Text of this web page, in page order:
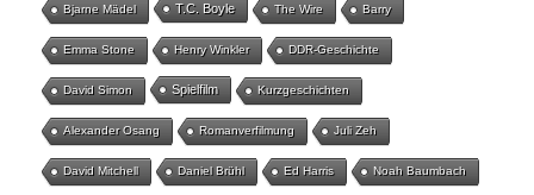
Bjarne Mädel T.C. Boyle The Wire Barry
Emma Stone Henry Winkler DDR-Geschichte
David Simon Spielfilm Kurzgeschichten
Alexander Osang Romanverfilmung Juli Zeh
David Mitchell Daniel Brühl Ed Harris Noah Baumbach